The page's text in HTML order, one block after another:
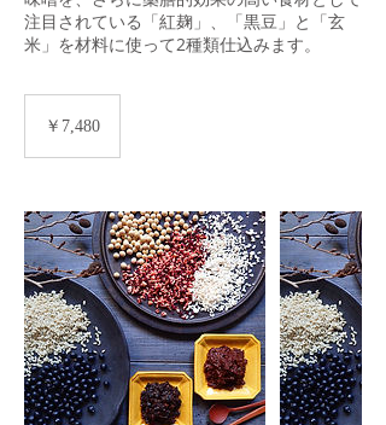
注目されている「紅麹」、「黒豆」と「玄
米」を材料に使って2種類仕込みます。
￥7,480